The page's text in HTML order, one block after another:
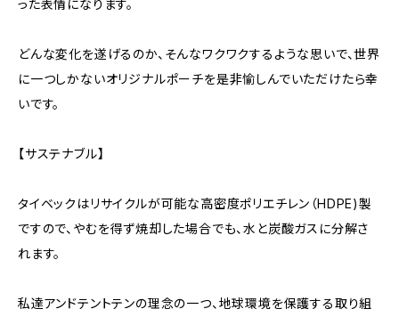
った表情になります。
どんな変化を遂げるのか、そんなワクワクするような思いで、世界
に一つしかないオリジナルポーチを是非愉しんでいただけたら幸
いです。
【サステナブル】
タイベックはリサイクルが可能な高密度ポリエチレン（HDPE)製
ですので、やむを得ず焼却した場合でも、水と炭酸ガスに分解さ
れます。
私達アンドテントテンの理念の一つ、地球環境を保護する取り組